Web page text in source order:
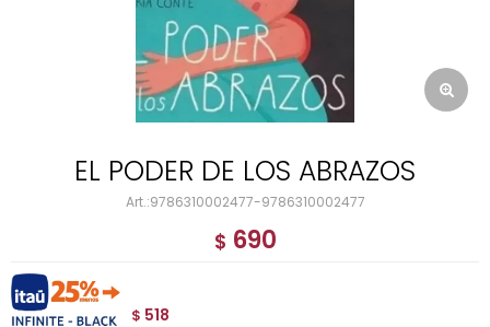
EL PODER DE LOS ABRAZOS
9786310002477-9786310002477
$ 690
$ 518